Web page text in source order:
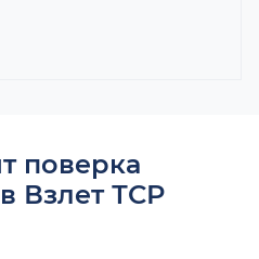
поверка
Взлет ТСР